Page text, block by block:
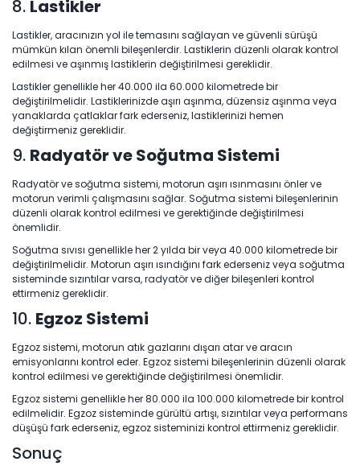
8. Lastikler
Lastikler, aracınızın yol ile temasını sağlayan ve güvenli sürüşü
mümkün kılan önemli bileşenlerdir. Lastiklerin düzenli olarak kontrol
edilmesi ve aşınmış lastiklerin değiştirilmesi gereklidir.
Lastikler genellikle her 40.000 ila 60.000 kilometrede bir
değiştirilmelidir. Lastiklerinizde aşırı aşınma, düzensiz aşınma veya
yanaklarda çatlaklar fark ederseniz, lastiklerinizi hemen
değiştirmeniz gereklidir.
9. Radyatör ve Soğutma Sistemi
Radyatör ve soğutma sistemi, motorun aşırı ısınmasını önler ve
motorun verimli çalışmasını sağlar. Soğutma sistemi bileşenlerinin
düzenli olarak kontrol edilmesi ve gerektiğinde değiştirilmesi
önemlidir.
Soğutma sıvısı genellikle her 2 yılda bir veya 40.000 kilometrede bir
değiştirilmelidir. Motorun aşırı ısındığını fark ederseniz veya soğutma
sisteminde sızıntılar varsa, radyatör ve diğer bileşenleri kontrol
ettirmeniz gereklidir.
10. Egzoz Sistemi
Egzoz sistemi, motorun atık gazlarını dışarı atar ve aracın
emisyonlarını kontrol eder. Egzoz sistemi bileşenlerinin düzenli olarak
kontrol edilmesi ve gerektiğinde değiştirilmesi önemlidir.
Egzoz sistemi genellikle her 80.000 ila 100.000 kilometrede bir kontrol
edilmelidir. Egzoz sisteminde gürültü artışı, sızıntılar veya performans
düşüşü fark ederseniz, egzoz sisteminizi kontrol ettirmeniz gereklidir.
Sonuç